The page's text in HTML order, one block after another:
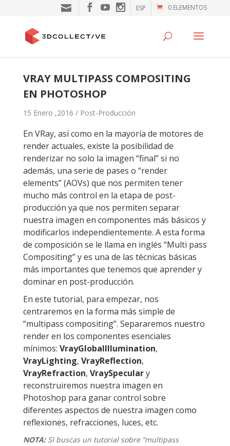
0 ELEMENTOS
ESP
VRAY MULTIPASS COMPOSITING
EN PHOTOSHOP
15 Enero ,2016 / Post-Producción
En VRay, así como en la mayoría de motores de
render actuales, existe la posibilidad de
renderizar no solo la imagen “final” si no
además, una serie de pases o “render
elements” (AOVs) que nos permiten tener
mucho más control en la etapa de post-
producción ya que nos permiten separar
nuestra imagen en componentes más básicos y
modificarlos independientemente. A esta forma
de composición se le llama en inglés “Multi pass
Compositing” y es una de las técnicas básicas
más importantes que tenemos que aprender y
dominar en post-producción.
En este tutorial, para empezar, nos
centraremos en la forma más simple de
“multipass compositing”. Separaremos nuestro
render en los componentes esenciales
mínimos: VrayGlobalIllumination,
VrayLighting, VrayReflection,
VrayRefraction, VraySpeculary
reconstruiremos nuestra imagen en
Photoshop para ganar control sobre
diferentes aspectos de nuestra imagen como
reflexiones, refracciones, luces, etc.
NOTA:SI buscas un tutorial sobre “multipass